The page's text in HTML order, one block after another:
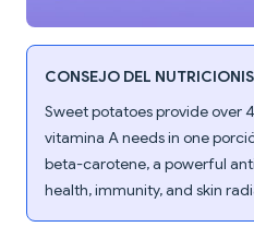
CONSEJO DEL
Sweet potatoes provide over
vitamina A needs in one
beta-carotene, a powerful
health, immunity, and skin